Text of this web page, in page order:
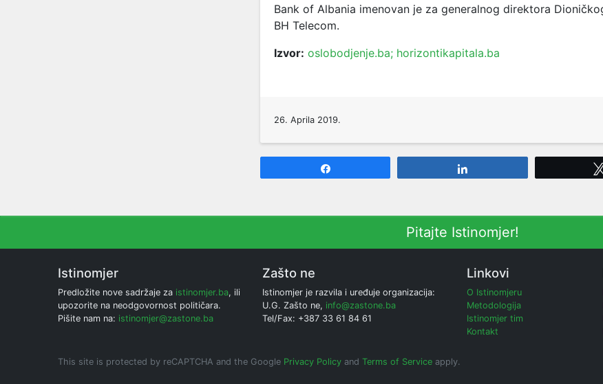
Bank of Albania imenovan je za generalnog direktora
BH Telecom.
Izvor: oslobodjenje.ba; horizontikapitala.ba
26. Aprila 2019.
Pitajte Istinomjer!
Istinomjer
Predložite nove sadržaje za istinomjer.ba, ili
upozorite na neodgovornost političara.
Pišite nam na: istinomjer@zastone.ba
Zašto ne
Istinomjer je razvila i uređuje organizacija:
U.G. Zašto ne, info@zastone.ba
Tel/Fax: +387 33 61 84 61
Linkovi
O Istinomjeru
Metodologija
Istinomjer tim
Kontakt
This site is protected by reCAPTCHA and the Google Privacy Policy and Terms of Service apply.